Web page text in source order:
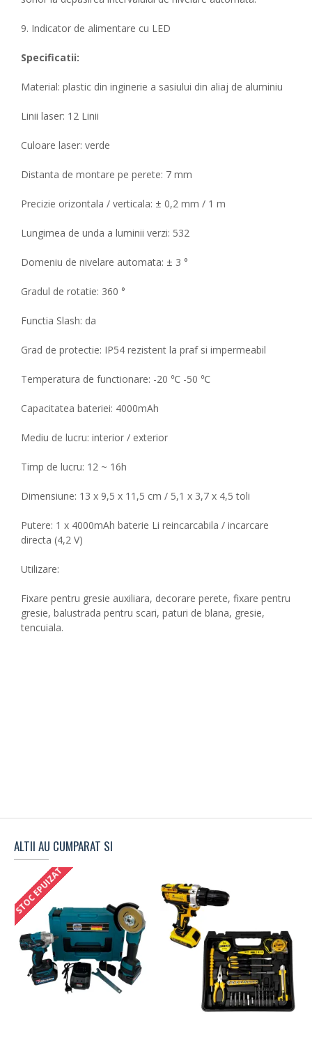
9. Indicator de alimentare cu LED
Specificatii:
Material: plastic din inginerie a sasiului din aliaj de aluminiu
Linii laser: 12 Linii
Culoare laser: verde
Distanta de montare pe perete: 7 mm
Precizie orizontala / verticala: ± 0,2 mm / 1 m
Lungimea de unda a luminii verzi: 532
Domeniu de nivelare automata: ± 3 °
Gradul de rotatie: 360 °
Functia Slash: da
Grad de protectie: IP54 rezistent la praf si impermeabil
Temperatura de functionare: -20 ℃ -50 ℃
Capacitatea bateriei: 4000mAh
Mediu de lucru: interior / exterior
Timp de lucru: 12 ~ 16h
Dimensiune: 13 x 9,5 x 11,5 cm / 5,1 x 3,7 x 4,5 toli
Putere: 1 x 4000mAh baterie Li reincarcabila / incarcare
directa (4,2 V)
Utilizare:
Fixare pentru gresie auxiliara, decorare perete, fixare pentru
gresie, balustrada pentru scari, paturi de blana, gresie,
tencuiala.
ALTII AU CUMPARAT SI
STOC EPUIZAT